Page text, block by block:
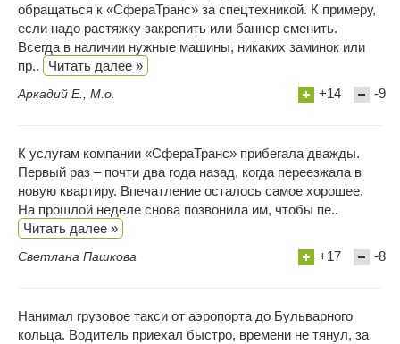
обращаться к «СфераТранс» за спецтехникой. К примеру,
если надо растяжку закрепить или баннер сменить.
Всегда в наличии нужные машины, никаких заминок или
пр..
Читать далее »
Аркадий Е., М.о. +14 -9
К услугам компании «СфераТранс» прибегала дважды.
Первый раз – почти два года назад, когда переезжала в
новую квартиру. Впечатление осталось самое хорошее.
На прошлой неделе снова позвонила им, чтобы пе..
Читать далее »
Светлана Пашкова +17 -8
Нанимал грузовое такси от аэропорта до Бульварного
кольца. Водитель приехал быстро, времени не тянул, за